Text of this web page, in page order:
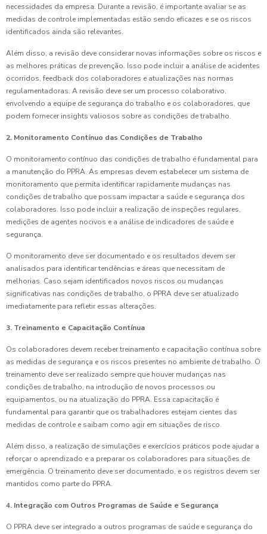
necessidades da empresa. Durante a revisão, é importante avaliar se as
medidas de controle implementadas estão sendo eficazes e se os riscos
identificados ainda são relevantes.
Além disso, a revisão deve considerar novas informações sobre os riscos e
as melhores práticas de prevenção. Isso pode incluir a análise de acidentes
ocorridos, feedback dos colaboradores e atualizações nas normas
regulamentadoras. A revisão deve ser um processo colaborativo,
envolvendo a equipe de segurança do trabalho e os colaboradores, que
podem fornecer insights valiosos sobre as condições de trabalho.
2. Monitoramento Contínuo das Condições de Trabalho
O monitoramento contínuo das condições de trabalho é fundamental para
a manutenção do PPRA. As empresas devem estabelecer um sistema de
monitoramento que permita identificar rapidamente mudanças nas
condições de trabalho que possam impactar a saúde e segurança dos
colaboradores. Isso pode incluir a realização de inspeções regulares,
medições de agentes nocivos e a análise de indicadores de saúde e
segurança.
O monitoramento deve ser documentado e os resultados devem ser
analisados para identificar tendências e áreas que necessitam de
melhorias. Caso sejam identificados novos riscos ou mudanças
significativas nas condições de trabalho, o PPRA deve ser atualizado
imediatamente para refletir essas alterações.
3. Treinamento e Capacitação Contínua
Os colaboradores devem receber treinamento e capacitação contínua sobre
as medidas de segurança e os riscos presentes no ambiente de trabalho. O
treinamento deve ser realizado sempre que houver mudanças nas
condições de trabalho, na introdução de novos processos ou
equipamentos, ou na atualização do PPRA. Essa capacitação é
fundamental para garantir que os trabalhadores estejam cientes das
medidas de controle e saibam como agir em situações de risco.
Além disso, a realização de simulações e exercícios práticos pode ajudar a
reforçar o aprendizado e a preparar os colaboradores para situações de
emergência. O treinamento deve ser documentado, e os registros devem ser
mantidos como parte do PPRA.
4. Integração com Outros Programas de Saúde e Segurança
O PPRA deve ser integrado a outros programas de saúde e segurança do